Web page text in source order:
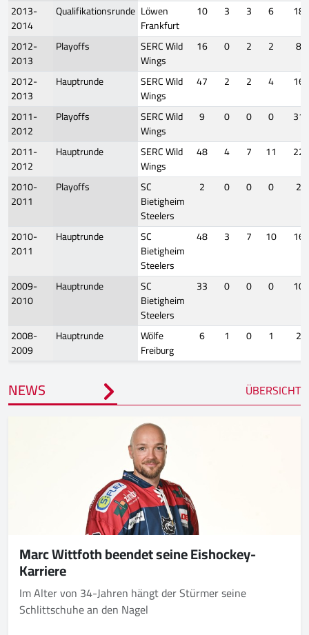
2013-
2014
Qualifikationsrunde Löwen
Frankfurt
10 3 3 6
18
2012-
2013
Playoffs
SERC Wild
Wings
16 0 2 2
8
2012-
2013
Hauptrunde
SERC Wild
Wings
47 2 2 4
16
2011-
2012
Playoffs
SERC Wild
Wings
9 0 0 0
31
2011-
2012
Hauptrunde
SERC Wild
Wings
48 4 7 11
22
2010-
2011
Playoffs
SC
Bietigheim
Steelers
2 0 0 0 2
2010-
2011
Hauptrunde
SC
Bietigheim
Steelers
48 3 7 10 16
2009-
2010
Hauptrunde
SC
Bietigheim
Steelers
33 0 0 0 10
2008-
2009
Hauptrunde
Wölfe
Freiburg
6 1 0 1 2
NEWS ÜBERSICHT
Marc Wittfoth beendet seine Eishockey-
Karriere
Im Alter von 34-Jahren hängt der Stürmer seine
Schlittschuhe an den Nagel